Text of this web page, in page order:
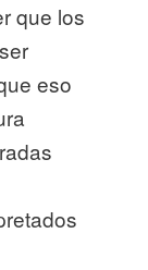
que los
eso